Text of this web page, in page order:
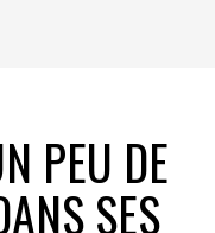
PEU DE
SES